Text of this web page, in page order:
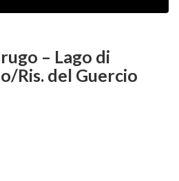
– Lago di
Ris. del Guercio